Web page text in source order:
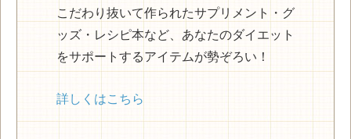
こだわり抜いて作られたサプリメント・グ
ッズ・レシピ本など、あなたのダイエット
をサポートするアイテムが勢ぞろい！
詳しくはこちら